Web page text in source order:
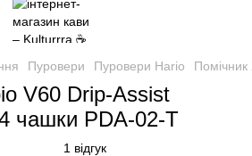
Пуровери Пуровери Hario
V60 Drip-Assist
чашки PDA-02-T
1 відгук